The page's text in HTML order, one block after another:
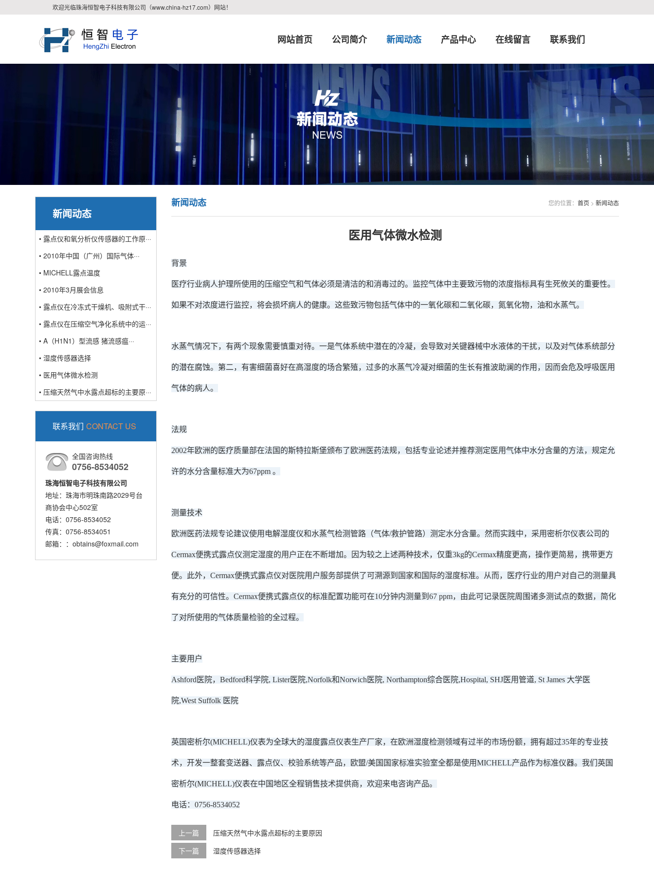
欢迎光临珠海恒智电子科技有限公司（www.china-hz17.com）网站！
网站首页 公司简介 新闻动态 产品中心 在线留言 联系我们
新闻动态
• 露点仪和氧分析仪传感器的工作原···
• 2010年中国（广州）国际气体···
• MICHELL露点温度
• 2010年3月展会信息
• 露点仪在冷冻式干燥机、吸附式干···
• 露点仪在压缩空气净化系统中的运···
• A（H1N1）型流感 猪流感瘟···
• 湿度传感器选择
• 医用气体微水检测
• 压缩天然气中水露点超标的主要原···
联系我们 CONTACT US
全国咨询热线
0756-8534052
珠海恒智电子科技有限公司
地址：珠海市明珠南路2029号台
商协会中心502室
电话：0756-8534052
传真：0756-8534051
邮箱：：obtains@foxmail.com
您的位置： 首页 > 新闻动态
新闻动态
医用气体微水检测
背景
医疗行业病人护理所使用的压缩空气和气体必须是清洁的和消毒过的。监控气体中主要致污物的浓度指标具有生死攸关的重要性。
如果不对浓度进行监控，将会损坏病人的健康。这些致污物包括气体中的一氧化碳和二氧化碳，氮氧化物，油和水蒸气。
水蒸气情况下，有两个现象需要慎重对待。一是气体系统中潜在的冷凝，会导致对关键器械中水液体的干扰，以及对气体系统部分
的潜在腐蚀。第二，有害细菌喜好在高湿度的场合繁殖，过多的水蒸气冷凝对细菌的生长有推波助澜的作用，因而会危及呼吸医用
气体的病人。
法规
2002年欧洲的医疗质量部在法国的斯特拉斯堡颁布了欧洲医药法规，包括专业论述并推荐测定医用气体中水分含量的方法，规定允
许的水分含量标准大为67ppm 。
测量技术
欧洲医药法规专论建议使用电解湿度仪和水蒸气检测管路（气体/救护管路）测定水分含量。然而实践中，采用密析尔仪表公司的
Cermax便携式露点仪测定湿度的用户正在不断增加。因为较之上述两种技术，仅重3kg的Cermax精度更高，操作更简易，携带更方
便。此外，Cermax便携式露点仪对医院用户服务部提供了可溯源到国家和国际的湿度标准。从而，医疗行业的用户对自己的测量具
有充分的可信性。Cermax便携式露点仪的标准配置功能可在10分钟内测量到67 ppm，由此可记录医院周围诸多测试点的数据，简化
了对所使用的气体质量检验的全过程。
主要用户
Ashford医院，Bedford科学院, Lister医院,Norfolk和Norwich医院, Northampton综合医院,Hospital, SHJ医用管道, St James 大学医
院,West Suffolk 医院
英国密析尔(MICHELL)仪表为全球大的湿度露点仪表生产厂家，在欧洲湿度检测领域有过半的市场份额，拥有超过35年的专业技
术，开发一整套变送器、露点仪、校验系统等产品，欧盟/美国国家标准实验室全都是使用MICHELL产品作为标准仪器。我们英国
密析尔(MICHELL)仪表在中国地区全程销售技术提供商，欢迎来电咨询产品。
电话：0756-8534052
上一篇
压缩天然气中水露点超标的主要原因
下一篇
湿度传感器选择